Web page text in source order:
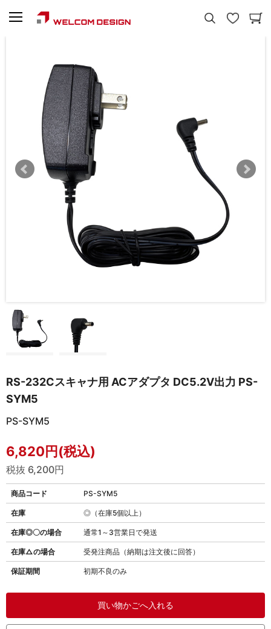
RS-232Cスキャナ用 ACアダプタ DC5.2V出力 PS-
SYM5
PS-SYM5
6,820円(税込)
税抜 6,200円
商品コード PS-SYM5
在庫◎〇の場合 通常1～3営業日で発送
在庫△の場合 受発注商品（納期は注文後に回答）
保証期間 初期不良のみ
在庫 ◎（在庫5個以上）